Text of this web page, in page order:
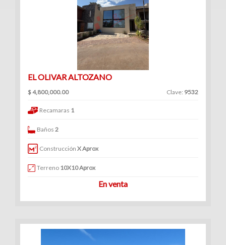
EL OLIVAR ALTOZANO
$ 4,800,000.00 Clave: 9532
Recamaras 1
Baños2
Construcción X Aprox
Terreno 10X10 Aprox
En venta